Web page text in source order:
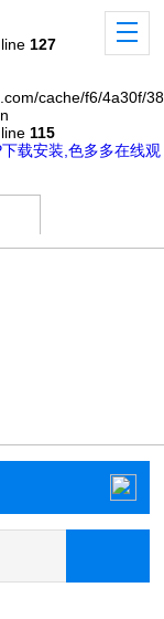
127
cache/f6/4a30f/
115
载安装,色多多在线观